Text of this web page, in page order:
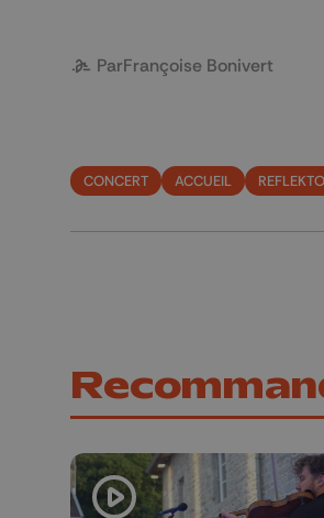
ParFrançoise Bonivert
CONCERT ACCUEIL